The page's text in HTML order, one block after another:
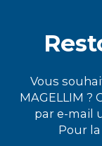
Vous
MAGELLIM ?
par e-mail
Pour